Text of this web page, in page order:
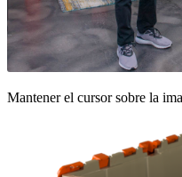
Mantener el cursor sobre la